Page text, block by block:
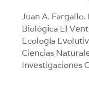
Juan A.
Biológica El
Ecología
Ciencias
Investigaciones